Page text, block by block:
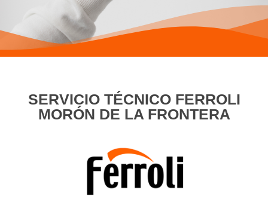
SERVICIO TÉCNICO FERROLI
MORÓN DE LA FRONTERA